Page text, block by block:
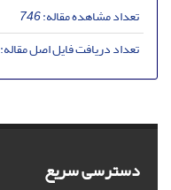
تعداد مشاهده مقاله:746
تعداد دریافت فایل اصل مقاله:
دسترسی سریع